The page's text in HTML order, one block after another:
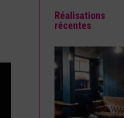
Réalisations
récentes